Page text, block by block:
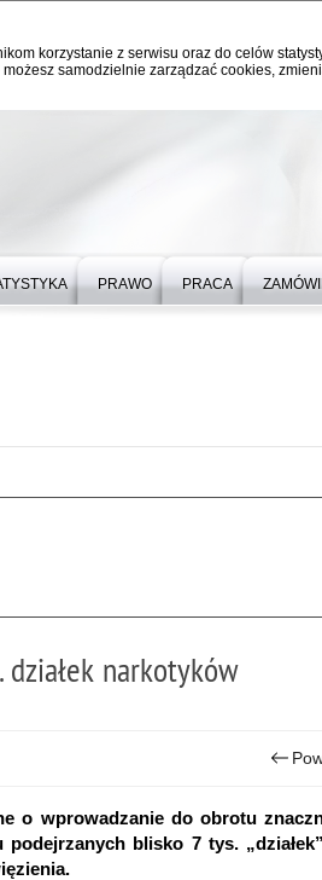
korzystanie z serwisu oraz do celów
samodzielnie zarządzać cookies,
PRAWO PRACA
narkotyków
o wprowadzanie do obrotu
blisko 7 tys.